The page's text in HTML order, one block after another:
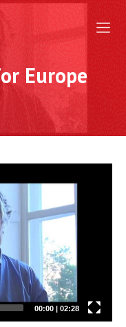
Europe
00:00 | 02:28